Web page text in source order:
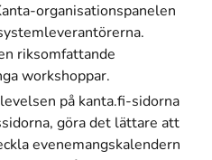
organisationspanelen
riksomfattande
workshoppar.
på kanta.fi-sidorna
göra det lättare att
evenemangskalendern